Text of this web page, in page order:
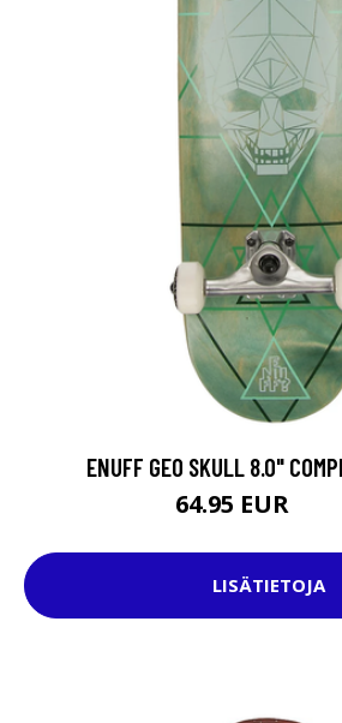
ENUFF GEO SKULL 8.0"
64.95 EUR
LISÄTIETOJA